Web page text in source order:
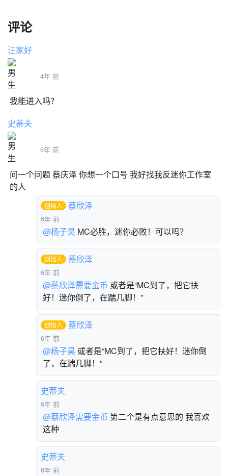
评论
汪家好
4年 前
我能进入吗？
史蒂夫
6年 前
问一个问题 蔡庆泽 你想一个口号 我好找我反迷你工作室
的人
创始人 蔡欣泽
6年 前
@杨子昊 MC必胜，迷你必败！可以吗？
创始人 蔡欣泽
6年 前
@蔡欣泽需要金币 或者是“MC到了，把它扶
好！迷你倒了，在踹几脚！”
创始人 蔡欣泽
6年 前
@杨子昊 或者是“MC到了，把它扶好！迷你倒
了，在踹几脚！”
史蒂夫
6年 前
@蔡欣泽需要金币 第二个是有点意思的 我喜欢
这种
史蒂夫
6年 前